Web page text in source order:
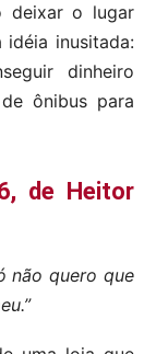
deixar o lugar
inusitada:
dinheiro
ônibus para
de Heitor
não quero que